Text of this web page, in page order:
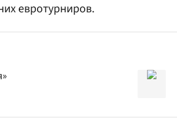
евротурниров.